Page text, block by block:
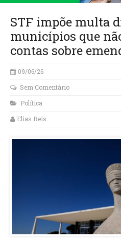
STF impõe multa
municípios que
contas sobre
09/06/26
Sem Comentário
Política
Elias Reis